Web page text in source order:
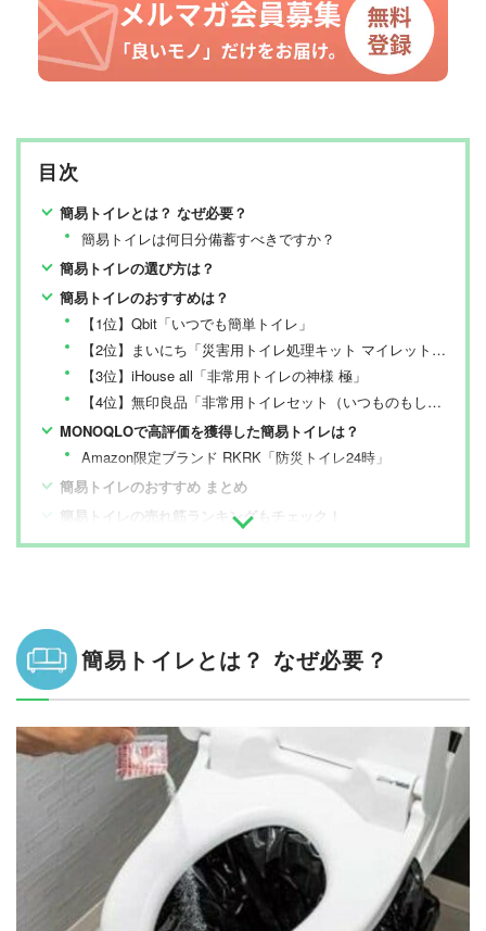
目次
簡易トイレとは？ なぜ必要？
簡易トイレは何日分備蓄すべきですか？
簡易トイレの選び方は？
簡易トイレのおすすめは？
【1位】Qbit「いつでも簡単トイレ」
【2位】まいにち「災害用トイレ処理キット マイレット mini-2」
【3位】iHouse all「非常用トイレの神様 極」
【4位】無印良品「非常用トイレセット（いつものもしも）」
MONOQLOで高評価を獲得した簡易トイレは？
Amazon限定ブランド RKRK「防災トイレ24時」
簡易トイレのおすすめ まとめ
簡易トイレの売れ筋ランキングもチェック！
簡易トイレとは？ なぜ必要？